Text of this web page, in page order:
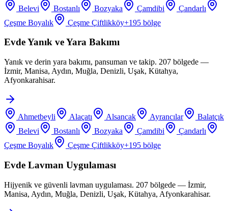
Belevi Bostanlı Bozyaka Çamdibi
Çandarlı
Çeşme Boyalık
Çeşme Çiftlikköy+195 bölge
Evde Yanık ve Yara Bakımı
Yanık ve derin yara bakımı, pansuman ve takip. 207 bölgede —
İzmir, Manisa, Aydın, Muğla, Denizli, Uşak, Kütahya,
Afyonkarahisar.
Ahmetbeyli Alaçatı Alsancak Ayrancılar
Balatçık
Belevi
Bostanlı Bozyaka Çamdibi
Çandarlı
Çeşme Boyalık
Çeşme Çiftlikköy+195 bölge
Evde Lavman Uygulaması
Hijyenik ve güvenli lavman uygulaması. 207 bölgede — İzmir,
Manisa, Aydın, Muğla, Denizli, Uşak, Kütahya, Afyonkarahisar.